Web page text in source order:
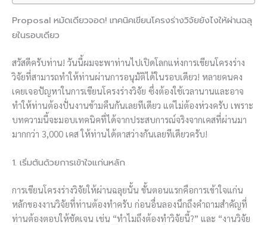
Proposal หมัดเดียวจอด! เทคนิคเขียนโครงร่างวิจัยยังไงให้ผ่านฉลุ
ยในรอบเดียว
สวัสดีครับท่าน! วันนี้ผมจะพาท่านไปเปิดโลกแห่งการเขียนโครงร่าง
วิจัยที่สามารถทำให้ท่านผ่านการอนุมัติได้ในรอบเดียว! หลายคนคง
เคยเจอปัญหาในการเขียนโครงร่างวิจัย ซึ่งต้องใช้เวลานานและอาจ
ทำให้ท่านต้องปั่นงานข้ามคืนกันเลยทีเดียว แต่ไม่ต้องห่วงครับ เพราะ
บทความนี้จะมอบเทคนิคที่ได้จากประสบการณ์จริงจากเคสที่ผ่านมา
มากกว่า 3,000 เคส ให้ท่านได้ตาสว่างกันเลยทีเดียวครับ!
1. เริ่มต้นด้วยการเข้าใจแก่นหลัก
การเขียนโครงร่างวิจัยให้ผ่านฉลุยนั้น ขั้นตอนแรกคือการเข้าใจแก่น
หลักของงานวิจัยที่ท่านต้องทำครับ ก่อนอื่นลองนึกถึงคำถามสำคัญที่
ท่านต้องตอบให้ชัดเจน เช่น “ทำไมถึงต้องทำวิจัยนี้?” และ “งานวิจัย